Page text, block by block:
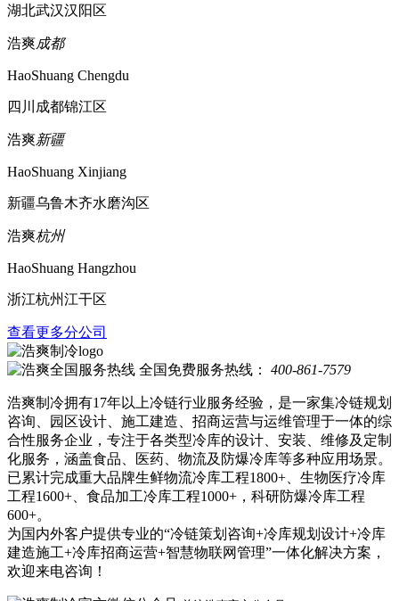
湖北武汉汉阳区
浩爽成都
HaoShuang Chengdu
四川成都锦江区
浩爽新疆
HaoShuang Xinjiang
新疆乌鲁木齐水磨沟区
浩爽杭州
HaoShuang Hangzhou
浙江杭州江干区
查看更多分公司
全国免费服务热线： 400-861-7579
浩爽制冷拥有17年以上冷链行业服务经验，是一家集冷链规划
咨询、园区设计、施工建造、招商运营与运维管理于一体的综
合性服务企业，专注于各类型冷库的设计、安装、维修及定制
化服务，涵盖食品、医药、物流及防爆冷库等多种应用场景。
已累计完成重大品牌生鲜物流冷库工程1800+、生物医疗冷库
工程1600+、食品加工冷库工程1000+，科研防爆冷库工程
600+。
为国内外客户提供专业的“冷链策划咨询+冷库规划设计+冷库
建造施工+冷库招商运营+智慧物联网管理”一体化解决方案，
欢迎来电咨询！